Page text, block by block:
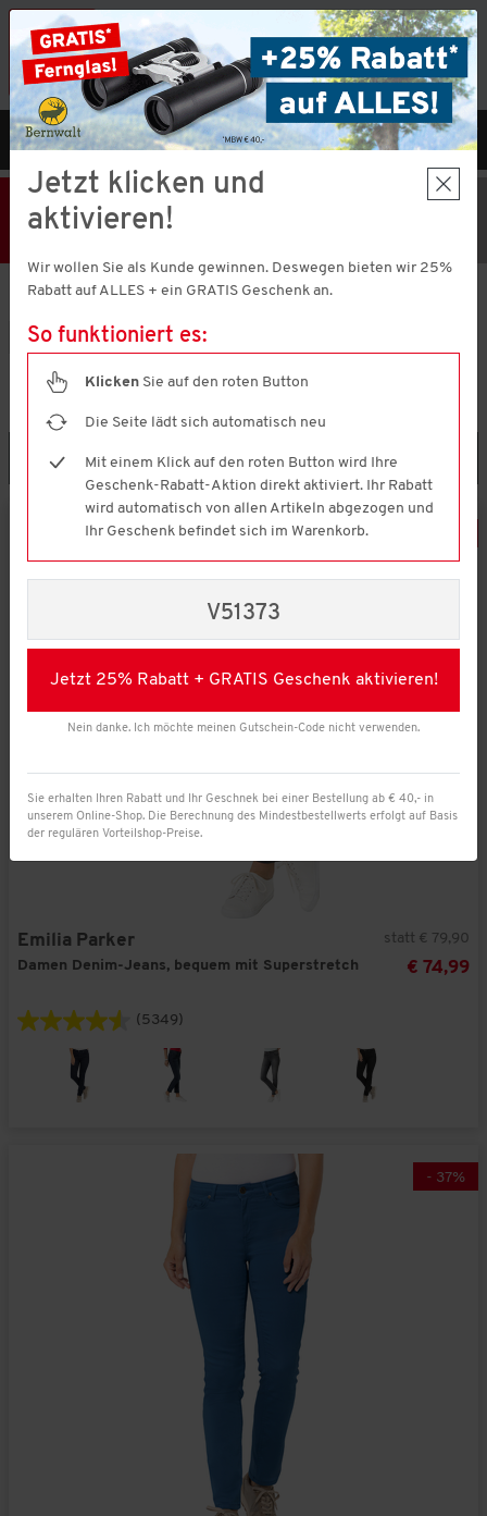
Vorteilshop App:
Jetzt neu!
Gleich herunterladen
×
MENÜ
25% Rabatt
+ Geschenk
Code V51373 einlösen!
Aktion nur noch 1 Tage 13 Stunden 58 Minuten 0 Sekunden
Marken Emilia Parker
Filtern & Sortieren
Emilia Parker
Damen Denim-Jeans, bequem mit Superstretch
statt € 79,90
€ 74,99
(5349)
- 37%
Jetzt klicken und
aktivieren!
Wir wollen Sie als Kunde gewinnen. Deswegen bieten wir 25%
Rabatt auf ALLES + ein GRATIS Geschenk an.
So funktioniert es:
Klicken Sie auf den roten Button
Die Seite lädt sich automatisch neu
Mit einem Klick auf den roten Button wird Ihre
Geschenk-Rabatt-Aktion direkt aktiviert. Ihr Rabatt
wird automatisch von allen Artikeln abgezogen und
Ihr Geschenk befindet sich im Warenkorb.
V51373
Jetzt 25% Rabatt + GRATIS Geschenk aktivieren!
Nein danke. Ich möchte meinen Gutschein-Code nicht verwenden.
Sie erhalten Ihren Rabatt und Ihr Geschnek bei einer Bestellung ab € 40,- in
unserem Online-Shop. Die Berechnung des Mindestbestellwerts erfolgt auf Basis
der regulären Vorteilshop-Preise.